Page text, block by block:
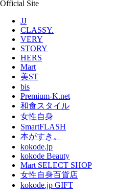
Official Site
JJ
CLASSY.
VERY
STORY
HERS
Mart
美ST
bis
Premium-K.net
和食スタイル
女性自身
SmartFLASH
本がすき。
kokode.jp
kokode Beauty
Mart SELECT SHOP
女性自身百貨店
kokode.jp GIFT